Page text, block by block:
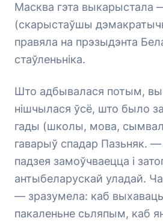
Масква гэта выкарыстала
(скарыстаўшы
правяла на прэзыдэнта
стаўленьніка.
Што адбывалася потым, вы
нішчылася ўсё, што было
гады (школы, мова,
гаварыў спадар Пазьняк.
падзея замоўчваецца і
антыбеларускай уладай.
— зразумела: каб
пакаленьне сьляпым, каб